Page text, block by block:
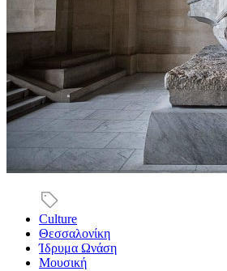
Culture
Θεσσαλονίκη
Ίδρυμα Ωνάση
Μουσική